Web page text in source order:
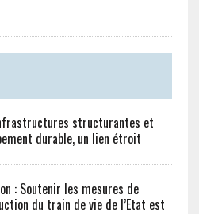
structurantes et
durable, un lien étroit
: Soutenir les mesures de
du train de vie de l’Etat est